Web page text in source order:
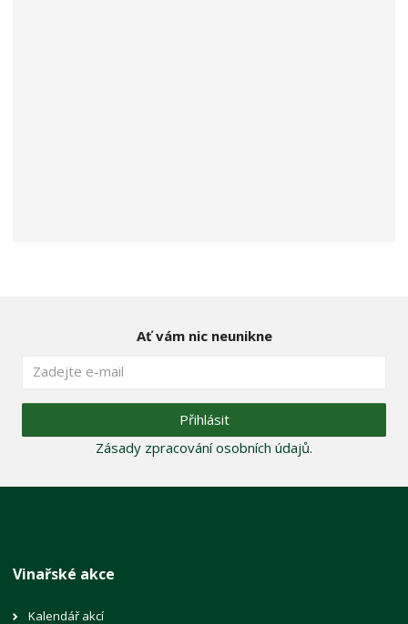
Ať vám nic neunikne
Přihlásit
Zásady zpracování osobních údajů.
Vinařské akce
Kalendář akcí